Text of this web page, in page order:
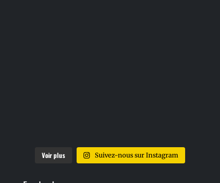
Voir plus Suivez-nous sur Instagram